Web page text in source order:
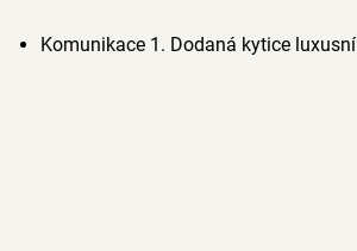
Komunikace 1. Dodaná kytice luxusní